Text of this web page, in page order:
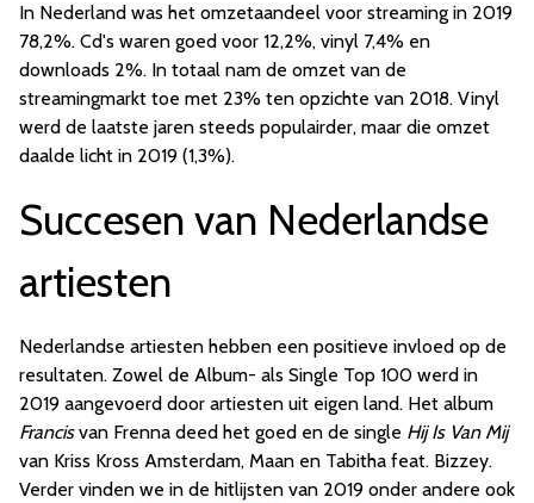
In Nederland was het omzetaandeel voor streaming in 2019
78,2%. Cd's waren goed voor 12,2%, vinyl 7,4% en
downloads 2%. In totaal nam de omzet van de
streamingmarkt toe met 23% ten opzichte van 2018. Vinyl
werd de laatste jaren steeds populairder, maar die omzet
daalde licht in 2019 (1,3%).
Succesen van Nederlandse
artiesten
Nederlandse artiesten hebben een positieve invloed op de
resultaten. Zowel de Album- als Single Top 100 werd in
2019 aangevoerd door artiesten uit eigen land. Het album
Francisvan Frenna deed het goed en de single Hij Is Van Mij
van Kriss Kross Amsterdam, Maan en Tabitha feat. Bizzey.
Verder vinden we in de hitlijsten van 2019 onder andere ook